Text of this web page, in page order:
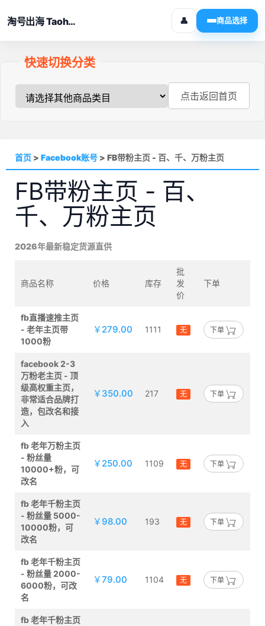
淘号出海 Taohaochuhai 👤 商品选择
快速切换分类
点击返回首页
首页 > Facebook账号 > FB带粉主页 - 百、千、万粉主页
FB带粉主页 - 百、
千、万粉主页
2026年最新稳定货源直供
商品名称 价格 库存
批
发
价
下单
fb直播速推主页
- 老年主页带
1000粉
￥279.00 1111 无 下单
facebook 2-3
万粉老主页 - 顶
级高权重主页，
非常适合品牌打
造，包改名和接
入
￥350.00 217 无 下单
fb 老年万粉主页
- 粉丝量
10000+粉，可
改名
￥250.00 1109 无 下单
fb 老年千粉主页
- 粉丝量 5000-
10000粉，可
改名
￥98.00 193 无 下单
fb 老年千粉主页
- 粉丝量 2000-
6000粉，可改
名
￥79.00 1104 无 下单
fb 老年千粉主页